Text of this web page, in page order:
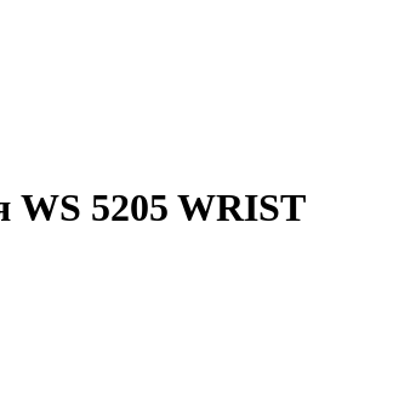
WS 5205 WRIST